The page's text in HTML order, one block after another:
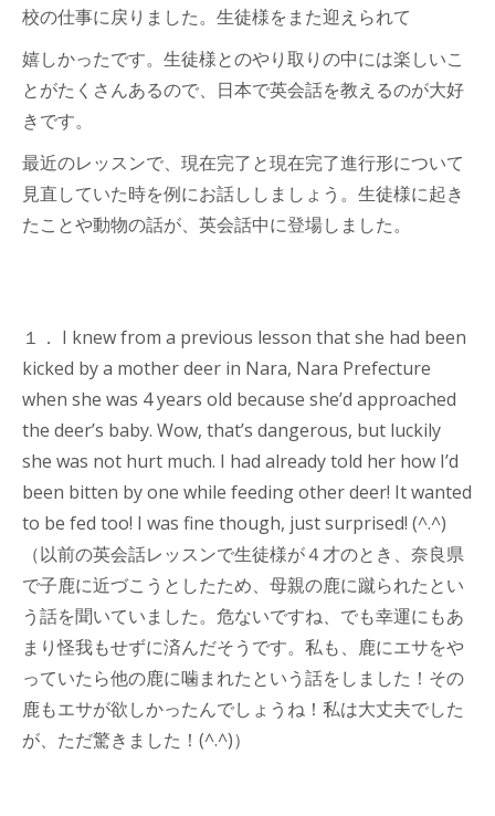
校の仕事に戻りました。生徒様をまた迎えられて
嬉しかったです。生徒様とのやり取りの中には楽しいこ
とがたくさんあるので、日本で英会話を教えるのが大好
きです。
最近のレッスンで、現在完了と現在完了進行形について
見直していた時を例にお話ししましょう。生徒様に起き
たことや動物の話が、英会話中に登場しました。
１． I knew from a previous lesson that she had been
kicked by a mother deer in Nara, Nara Prefecture
when she was 4 years old because she’d approached
the deer’s baby. Wow, that’s dangerous, but luckily
she was not hurt much. I had already told her how I’d
been bitten by one while feeding other deer! It wanted
to be fed too! I was fine though, just surprised! (^.^)
（以前の英会話レッスンで生徒様が４才のとき、奈良県
で子鹿に近づこうとしたため、母親の鹿に蹴られたとい
う話を聞いていました。危ないですね、でも幸運にもあ
まり怪我もせずに済んだそうです。私も、鹿にエサをや
っていたら他の鹿に噛まれたという話をしました！その
鹿もエサが欲しかったんでしょうね！私は大丈夫でした
が、ただ驚きました！(^.^)）